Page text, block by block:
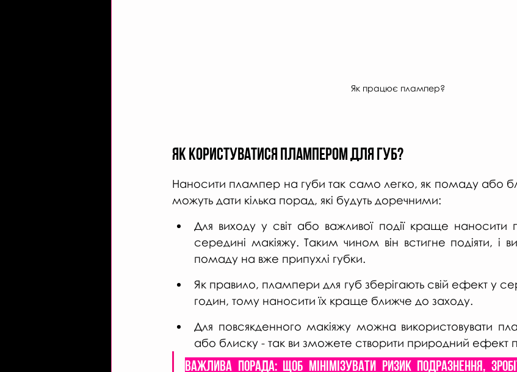
Як працює плампер?
Як користуватися плампером для губ?
Наносити плампер на губи так само легко, як помаду або
можуть дати кілька порад, які будуть доречними:
Для виходу у світ або важливої події краще
середині макіяжу. Таким чином він встигне подіяти, і
помаду на вже припухлі губки.
Як правило, плампери для губ зберігають свій ефект у
годин, тому наносити їх краще ближче до заходу.
Для повсякденного макіяжу можна використовувати
або блиску - так ви зможете створити природний ефект
Важлива порада: Щоб мінімізувати ризик подразнення,